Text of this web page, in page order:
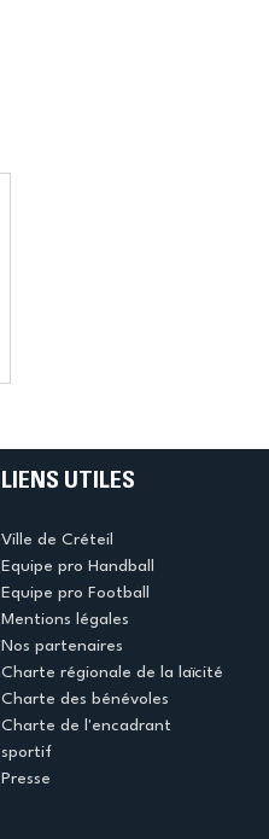
LIENS UTILES
Ville de Créteil
Equipe pro Handball
Equipe pro Football
Mentions légales
Nos partenaires
Charte régionale de la laïcité
Charte des bénévoles
Charte de l'encadrant
sportif
Presse